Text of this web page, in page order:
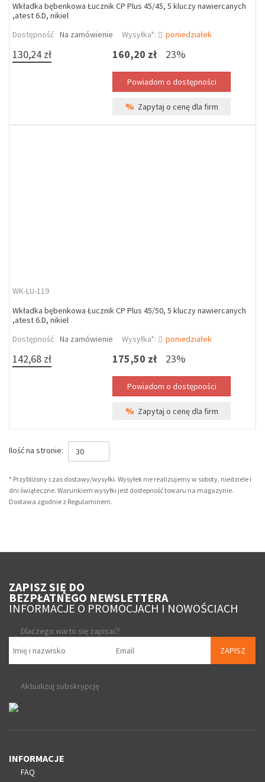
Wkładka bębenkowa Łucznik CP Plus 45/45, 5 kluczy nawiercanych
,atest 6.D, nikiel
Dostępność Na zamówienie Wysyłka*: poniedziałek
130,24 zł 160,20 zł 23%
% Zapytaj o cenę dla firm
WK-LU-119
Wkładka bębenkowa Łucznik CP Plus 45/50, 5 kluczy nawiercanych
,atest 6.D, nikiel
Dostępność Na zamówienie Wysyłka*: poniedziałek
142,68 zł 175,50 zł 23%
% Zapytaj o cenę dla firm
Ilość na stronie: 30
* Przybliżony czas dostawy/wysyłki. Wysyłek nie realizujemy w soboty, niedziele i
dni świąteczne. Warunkiem wysyłki jest dostepność towaru na magazynie.
Dostawa zgodnie z Regulaminem.
ZAPISZ SIĘ DO
BEZPŁATNEGO NEWSLETTERA
INFORMACJE O PROMOCJACH I NOWOŚCIACH
Dlaczego warto się zapisać?
ZAPISZ
Aktualizuj subskrypcję
INFORMACJE
FAQ